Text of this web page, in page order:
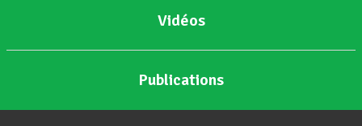
Vidéos
Publications